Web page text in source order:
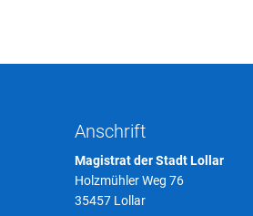
Impressum,
Anschrift
Magistrat der Stadt Lollar
Holzmühler Weg 76
35457 Lollar